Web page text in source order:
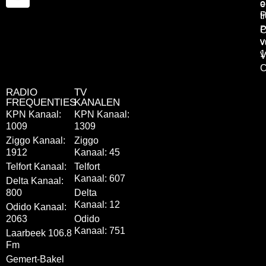
RADIO
FREQUENTIES
KPN Kanaal:
1009
Ziggo Kanaal:
1912
Telfort Kanaal:
Delta Kanaal:
800
Odido Kanaal:
2063
Laarbeek 106.8
Fm
Gemert-Bakel
TV
KANALEN
KPN Kanaal:
1309
Ziggo
Kanaal: 45
Telfort
Kanaal: 607
Delta
Kanaal: 12
Odido
Kanaal: 751